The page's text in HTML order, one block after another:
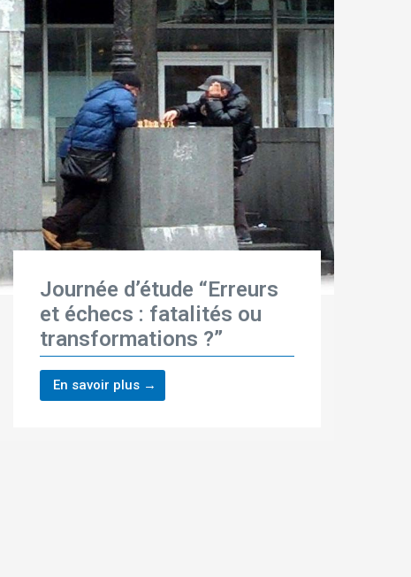
Journée d’étude “Erreurs
et échecs : fatalités ou
transformations ?”
En savoir plus →